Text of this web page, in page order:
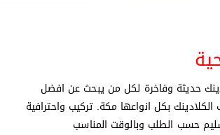
حديثة وفاخرة لكل من يبحث عن افضل
الكلادينك بكل انواعها مكة. تركيب واحترافية
حسب الطلب وبالوقت المناسب